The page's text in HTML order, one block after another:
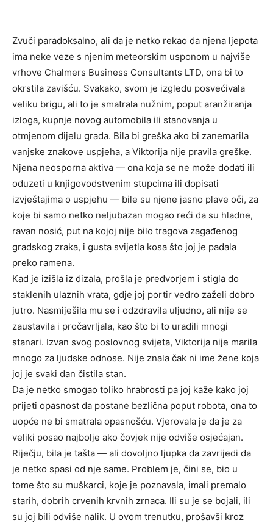
Zvuči paradoksalno, ali da je netko rekao da njena ljepota
ima neke veze s njenim meteorskim usponom u najviše
vrhove Chalmers Business Consultants LTD, ona bi to
okrstila zavišću. Svakako, svom je izgledu posvećivala
veliku brigu, ali to je smatrala nužnim, poput aranžiranja
izloga, kupnje novog automobila ili stanovanja u
otmjenom dijelu grada. Bila bi greška ako bi zanemarila
vanjske znakove uspjeha, a Viktorija nije pravila greške.
Njena neosporna aktiva — ona koja se ne može dodati ili
oduzeti u knjigovodstvenim stupcima ili dopisati
izvještajima o uspjehu — bile su njene jasno plave oči, za
koje bi samo netko neljubazan mogao reći da su hladne,
ravan nosić, put na kojoj nije bilo tragova zagađenog
gradskog zraka, i gusta svijetla kosa što joj je padala
preko ramena.
Kad je izišla iz dizala, prošla je predvorjem i stigla do
staklenih ulaznih vrata, gdje joj portir vedro zaželi dobro
jutro. Nasmiješila mu se i odzdravila uljudno, ali nije se
zaustavila i pročavrljala, kao što bi to uradili mnogi
stanari. Izvan svog poslovnog svijeta, Viktorija nije marila
mnogo za ljudske odnose. Nije znala čak ni ime žene koja
joj je svaki dan čistila stan.
Da je netko smogao toliko hrabrosti pa joj kaže kako joj
prijeti opasnost da postane bezlična poput robota, ona to
uopće ne bi smatrala opasnošću. Vjerovala je da je za
veliki posao najbolje ako čovjek nije odviše osjećajan.
Riječju, bila je tašta — ali dovoljno ljupka da zavrijedi da
je netko spasi od nje same. Problem je, čini se, bio u
tome što su muškarci, koje je poznavala, imali premalo
starih, dobrih crvenih krvnih zrnaca. Ili su je se bojali, ili
su joj bili odviše nalik. U ovom trenutku, prošavši kroz